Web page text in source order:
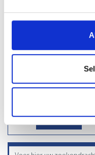
Lees meer